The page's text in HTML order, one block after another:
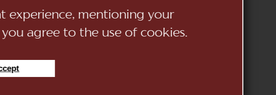
experience, mentioning your
agree to the use of cookies.